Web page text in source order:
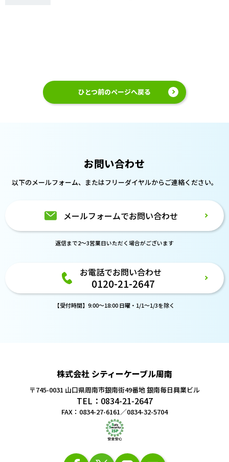
ひとつ前のページへ戻る
お問い合わせ
以下のメールフォーム、またはフリーダイヤルからご連絡ください。
メールフォームでお問い合わせ
返信まで2～3営業日いただく場合がございます
お電話でお問い合わせ
0120-21-2647
【受付時間】9:00～18:00 日曜・1/1～1/3を除く
株式会社 シティーケーブル周南
〒745-0031 山口県周南市銀南街49番地銀南毎日興業ビル
TEL：0834-21-2647
FAX：0834-27-6161／0834-32-5704